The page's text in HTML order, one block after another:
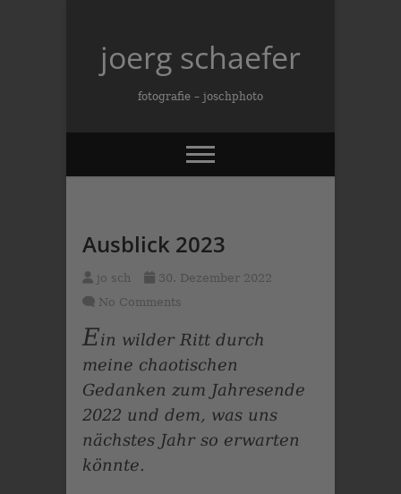
contentjoerg schaefer
fotografie – joschphoto
Ausblick 2023
jo sch
30. Dezember 2022
No Comments
Ein wilder Ritt durch
meine chaotischen
Gedanken zum Jahresende
2022 und dem, was uns
nächstes Jahr so erwarten
könnte.